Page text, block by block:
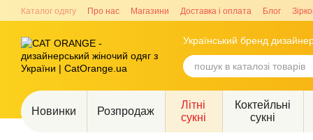
Перейти до основного контенту
Каталог одягу Про нас Магазини Доставка і оплата Блог
Український бренд
Новинки Розпродаж
Літні
сукні
Коктейльні
сукні